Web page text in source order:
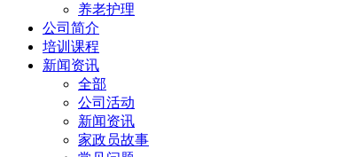
养老护理
公司简介
培训课程
新闻资讯
全部
公司活动
新闻资讯
家政员故事